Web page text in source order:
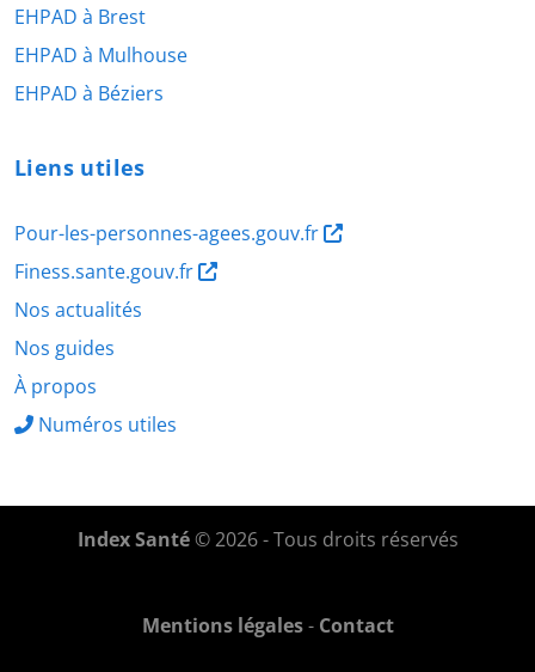
EHPAD à Brest
EHPAD à Mulhouse
EHPAD à Béziers
Liens utiles
Pour-les-personnes-agees.gouv.fr
Finess.sante.gouv.fr
Nos actualités
Nos guides
À propos
Numéros utiles
Index Santé© 2026 - Tous droits réservés
Mentions légales- Contact